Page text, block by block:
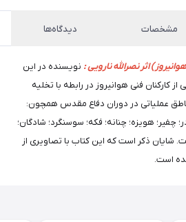
مشخصات دیدگاه‌ها
اثر نصرالله نارویی : نویسنده در این
کارکنان فنی هوانیروز در رابطه با تخلیه
عملیاتی در دوران دفاع مقدس همچون:
چفیر؛ هویزه؛ چنانه؛ فکه؛ سوسنگرد؛ شادگان؛
شایان ذکر است که این کتاب با تصاویری از
است.